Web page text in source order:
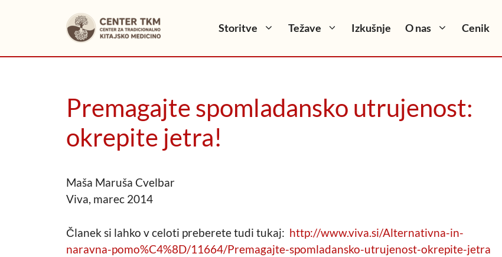
Storitve Težave Izkušnje O nas Cenik
Premagajte spomladansko utrujenost:
okrepite jetra!
Maša Maruša Cvelbar
Viva, marec 2014
Članek si lahko v celoti preberete tudi tukaj: http://www.viva.si/Alternativna-in-
naravna-pomo%C4%8D/11664/Premagajte-spomladansko-utrujenost-okrepite-jetra